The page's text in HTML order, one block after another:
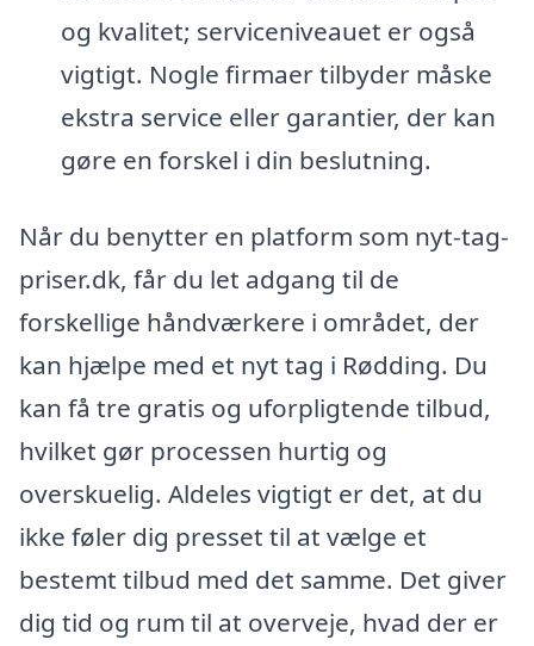
og kvalitet; serviceniveauet er også
vigtigt. Nogle firmaer tilbyder måske
ekstra service eller garantier, der kan
gøre en forskel i din beslutning.
Når du benytter en platform som nyt-tag-
priser.dk, får du let adgang til de
forskellige håndværkere i området, der
kan hjælpe med et nyt tag i Rødding. Du
kan få tre gratis og uforpligtende tilbud,
hvilket gør processen hurtig og
overskuelig. Aldeles vigtigt er det, at du
ikke føler dig presset til at vælge et
bestemt tilbud med det samme. Det giver
dig tid og rum til at overveje, hvad der er